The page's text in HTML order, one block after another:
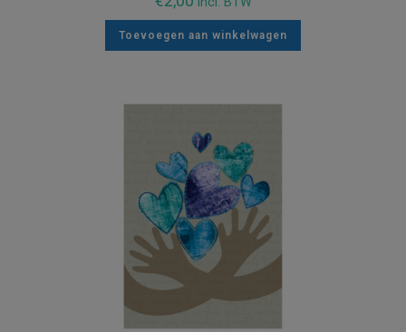
Toevoegen aan winkelwagen